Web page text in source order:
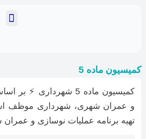
کمیسیون ماده 5
کمیسیون ماده 5 شهرداری
و عمران شهری، شهرداری موظف
تهیه برنامه عملیات نوسازی و